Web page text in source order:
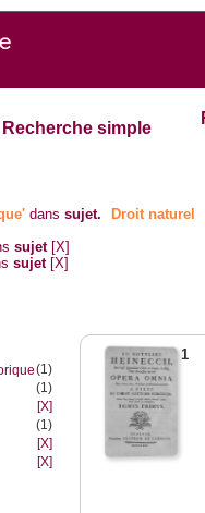
Recherche simple
danssujet.
Droit naturel
sujet [X]
sujet [X]
(1)
(1)
[X]
(1)
[X]
[X]
1